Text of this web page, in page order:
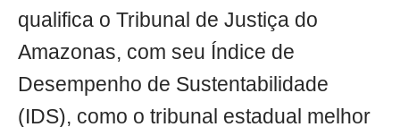
qualifica o Tribunal de Justiça do
Amazonas, com seu Índice de
Desempenho de Sustentabilidade
(IDS), como o tribunal estadual melhor